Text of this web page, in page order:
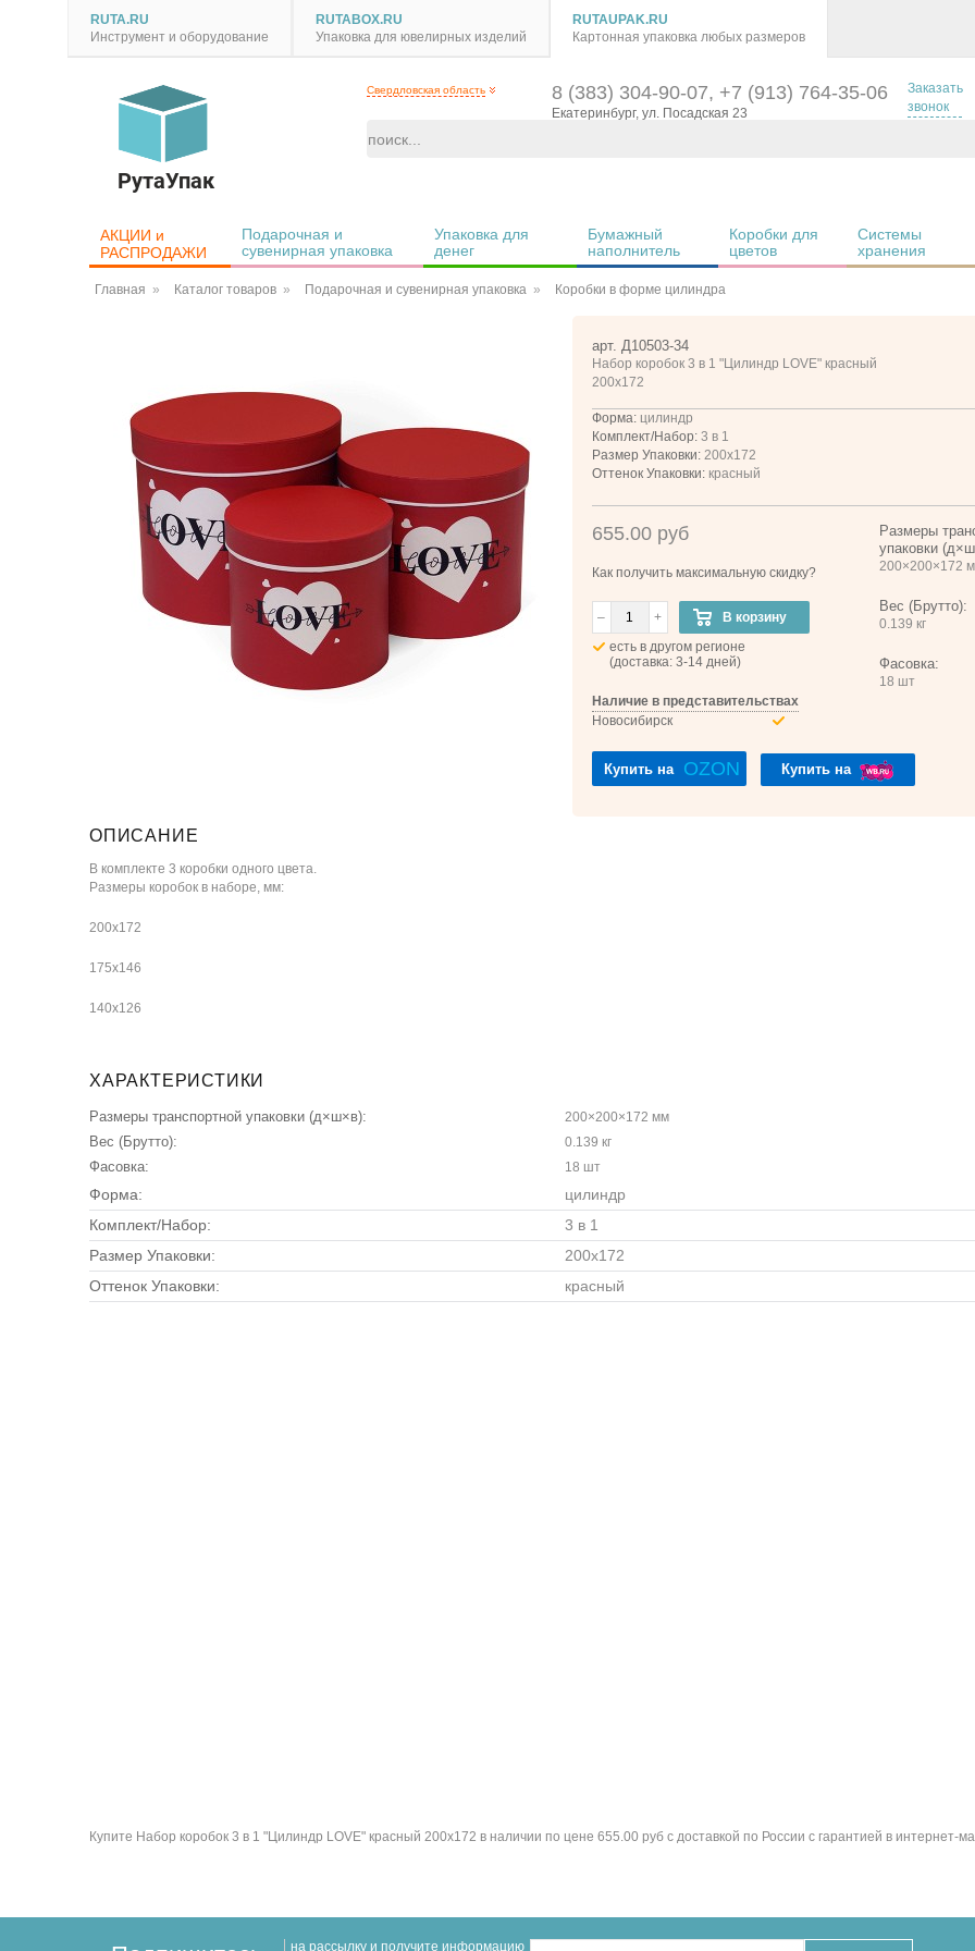
RUTA.RU
Инструмент и оборудование
RUTABOX.RU
Упаковка для ювелирных изделий
RUTAUPAK.RU
Картонная упаковка любых размеров
РутаУпак
Свердловская область 8 (383) 304-90-07, +7 (913) 764-35-06
Екатеринбург, ул. Посадская 23
Заказать
звонок
АКЦИИ и
РАСПРОДАЖИ
Подарочная и
сувенирная упаковка
Упаковка для
денег
Бумажный
наполнитель
Коробки для
цветов
Системы
хранения
Главная Каталог товаров Подарочная и сувенирная упаковка Коробки в форме цилиндра
арт. Д10503-34
Набор коробок 3 в 1 "Цилиндр LOVE" красный
200x172
Форма:цилиндр
Комплект/Набор:3 в 1
Размер Упаковки:200x172
Оттенок Упаковки:красный
655.00 руб
Как получить максимальную скидку?
– +
В корзину
есть в другом регионе
(доставка: 3-14 дней)
Наличие в представительствах
Новосибирск
Размеры
упаковки
200×200×172
Вес (Брутто):
0.139 кг
Фасовка:
18 шт
Купить на OZON Купить на
ОПИСАНИЕ
В комплекте 3 коробки одного цвета.
Размеры коробок в наборе, мм:
200х172
175х146
140х126
ХАРАКТЕРИСТИКИ
Размеры транспортной упаковки (д×ш×в): 200×200×172 мм
Вес (Брутто): 0.139 кг
Фасовка: 18 шт
Форма:
цилиндр
Комплект/Набор:
3 в 1
Размер Упаковки:
200x172
Оттенок Упаковки:
красный
Купите Набор коробок 3 в 1 "Цилиндр LOVE" красный 200x172 в наличии по цене 655.00 руб с доставкой по России с гарантией в интернет-
на рассылку и получите информацию